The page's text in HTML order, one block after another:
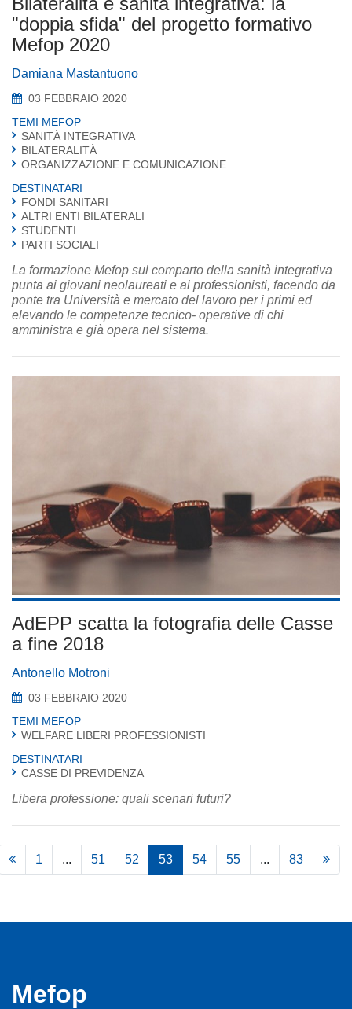
"doppia sfida" del progetto formativo
Mefop 2020
Damiana Mastantuono
03 FEBBRAIO 2020
TEMI MEFOP
SANITÀ INTEGRATIVA
BILATERALITÀ
ORGANIZZAZIONE E COMUNICAZIONE
DESTINATARI
FONDI SANITARI
ALTRI ENTI BILATERALI
STUDENTI
PARTI SOCIALI
La formazione Mefop sul comparto della sanità integrativa
punta ai giovani neolaureati e ai professionisti, facendo da
ponte tra Università e mercato del lavoro per i primi ed
elevando le competenze tecnico- operative di chi
amministra e già opera nel sistema.
AdEPP scatta la fotografia delle Casse
a fine 2018
Antonello Motroni
03 FEBBRAIO 2020
TEMI MEFOP
WELFARE LIBERI PROFESSIONISTI
DESTINATARI
CASSE DI PREVIDENZA
Libera professione: quali scenari futuri?
1 ... 51 52 53 54 55 ... 83
Mefop